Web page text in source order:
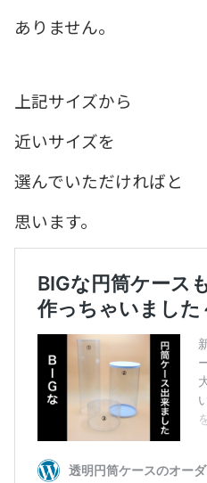
ありません。
上記サイズから
近いサイズを
選んでいただければと
思います。